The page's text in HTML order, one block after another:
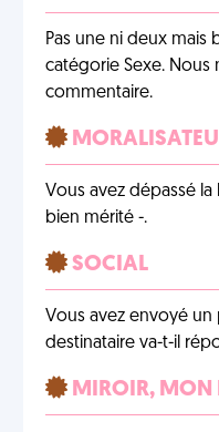
Pas une ni deux mais
catégorie Sexe. Nous
commentaire.
Vous avez dépassé la
bien mérité -.
SOCIAL
Vous avez envoyé un
destinataire va-t-il
MIROIR, MON